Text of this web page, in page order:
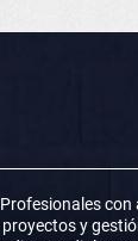
con
y